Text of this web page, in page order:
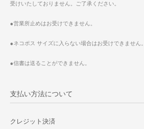
受けいたしておりません。ご了承ください。
●営業所止めはお受けできません。
●ネコポス サイズに入らない場合はお受けできません。
●信書は送ることができません。
支払い方法について
クレジット決済